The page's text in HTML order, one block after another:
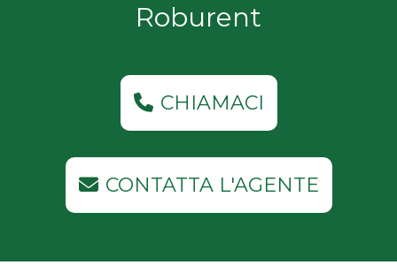
Roburent
CHIAMACI
CONTATTA L'AGENTE
Industriali